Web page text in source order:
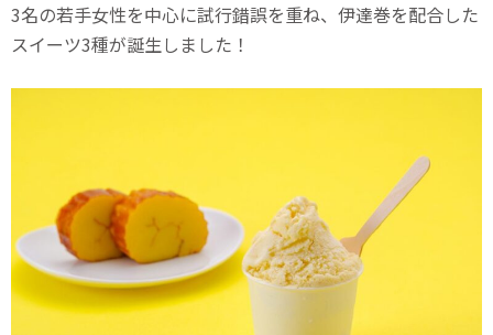
3名の若手女性を中心に試行錯誤を重ね、伊達巻を配合した
スイーツ3種が誕生しました！